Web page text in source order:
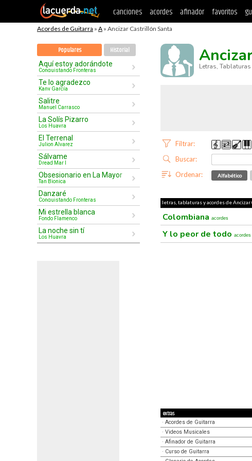
canciones acordes afinador favoritos
Acordes de Guitarra » A » Ancizar Castrillón Santa
Populares Historial
Aquí estoy adorándote
Conquistando Fronteras
Te lo agradezco
Kany García
Salitre
Manuel Carrasco
La Solís Pizarro
Los Huayra
El Terrenal
Julion Alvarez
Sálvame
Dread Mar I
Obsesionario en La Mayor
Tan Bionica
Danzaré
Conquistando Fronteras
Mi estrella blanca
Fondo Flamenco
La noche sin tí
Los Huayra
Letras,
Filtrar:
Buscar:
Ordenar: Alfabético
letras, tablaturas y acordes de
Colombiana acordes
Y lo peor de todo acordes
extras
· Acordes de Guitarra
· Videos Musicales
· Afinador de Guitarra
· Curso de Guitarra